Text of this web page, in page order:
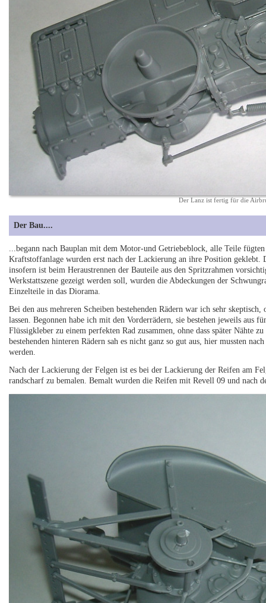
Der Lanz ist fertig für die
Der Bau....
...begann nach Bauplan mit dem Motor-und Getriebeblock, alle Teile
Kraftstoffanlage wurden erst nach der Lackierung an ihre Position
insofern ist beim Heraustrennen der Bauteile aus den Spritzrahmen
Werkstattszene gezeigt werden soll, wurden die Abdeckungen der
Einzelteile in das Diorama.
Bei den aus mehreren Scheiben bestehenden Rädern war ich sehr
lassen. Begonnen habe ich mit den Vorderrädern, sie bestehen jeweils aus
Flüssigkleber zu einem perfekten Rad zusammen, ohne dass später Nähte
bestehenden hinteren Rädern sah es nicht ganz so gut aus, hier mussten
werden.
Nach der Lackierung der Felgen ist es bei der Lackierung der Reifen am
randscharf zu bemalen. Bemalt wurden die Reifen mit Revell 09 und nach